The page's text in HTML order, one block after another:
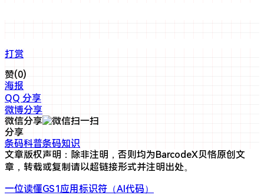
打赏
赞(0)
海报
QQ 分享
微博分享
微信分享
分享
条码科普条码知识
文章版权声明：除非注明，否则均为BarcodeX贝恪原创文
章，转载或复制请以超链接形式并注明出处。
一位读懂GS1应用标识符（AI代码）